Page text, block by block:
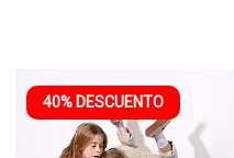
40% DESCUENTO